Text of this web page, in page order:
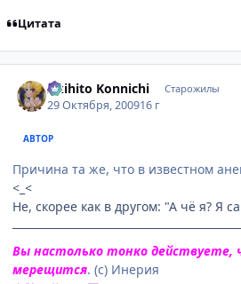
Цитата
Akihito Konnichi Старожилы
29 Октября, 200916 г
АВТОР
Причина та же, что в известном
<_<
Не, скорее как в другом: "А чё я? Я
Вы настолько тонко
мерещится. (с) Инерия